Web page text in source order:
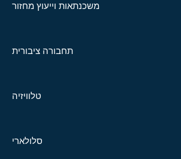
משכנתאות וייעוץ מחזור
תחבורה ציבורית
טלוויזיה
סלולארי